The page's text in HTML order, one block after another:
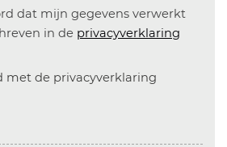
dat mijn gegevens verwerkt
in de privacyverklaring
met de privacyverklaring